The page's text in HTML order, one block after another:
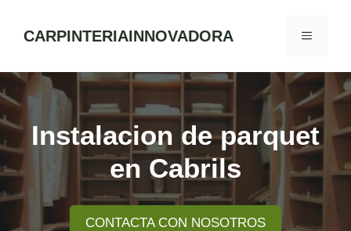
CARPINTERIAINNOVADORA MENU
Instalacion de parquet
en Cabrils
CONTACTA CON NOSOTROS